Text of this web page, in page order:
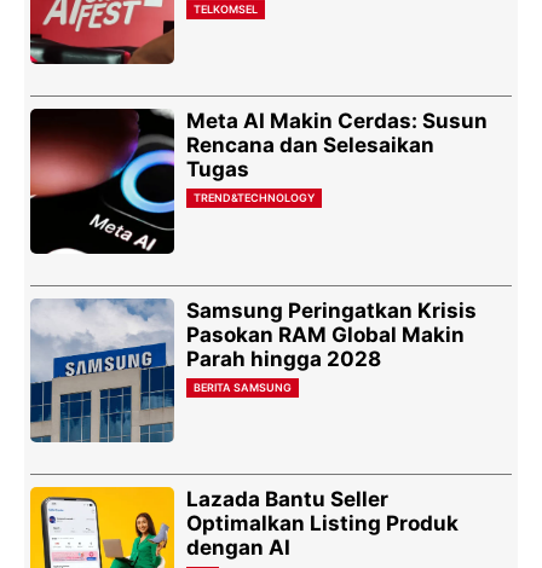
TELKOMSEL
Meta AI Makin Cerdas: Susun
Rencana dan Selesaikan
Tugas
TREND&TECHNOLOGY
Samsung Peringatkan Krisis
Pasokan RAM Global Makin
Parah hingga 2028
BERITA SAMSUNG
Lazada Bantu Seller
Optimalkan Listing Produk
dengan AI